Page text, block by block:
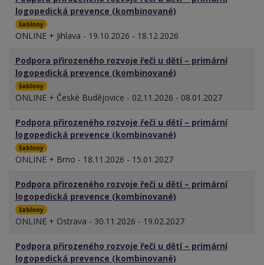
logopedická prevence (kombinované)
šablony
ONLINE + Jihlava - 19.10.2026 - 18.12.2026
Podpora přirozeného rozvoje řeči u dětí – primární
logopedická prevence (kombinované)
šablony
ONLINE + České Budějovice - 02.11.2026 - 08.01.2027
Podpora přirozeného rozvoje řeči u dětí – primární
logopedická prevence (kombinované)
šablony
ONLINE + Brno - 18.11.2026 - 15.01.2027
Podpora přirozeného rozvoje řeči u dětí – primární
logopedická prevence (kombinované)
šablony
ONLINE + Ostrava - 30.11.2026 - 19.02.2027
Podpora přirozeného rozvoje řeči u dětí – primární
logopedická prevence (kombinované)